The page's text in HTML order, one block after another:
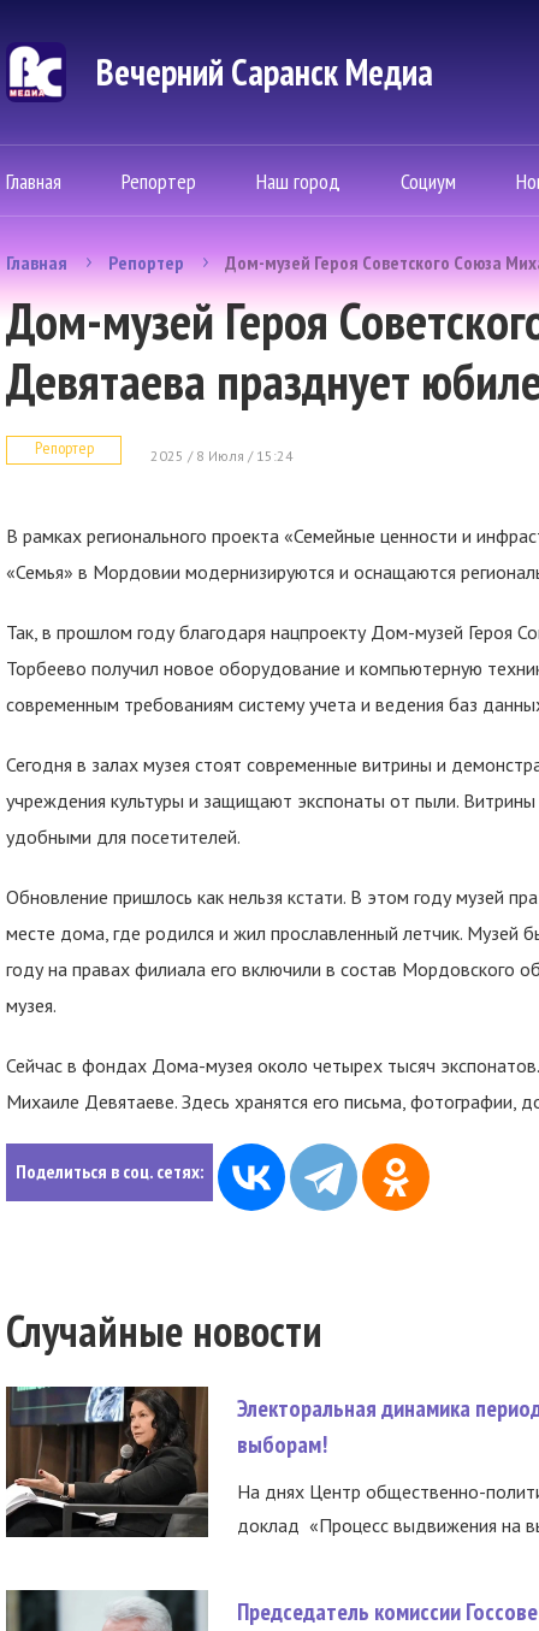
Вечерний Саранск Mедиа
Главная Репортер Наш город Социум
Главная Репортер Дом-музей Героя Советского Союза
Дом-музей Героя
Девятаева празднует
Репортер 2025 / 8 Июля / 15:24
В рамках регионального проекта «Семейные ценности и
«Семья» в Мордовии модернизируются и оснащаются
Так, в прошлом году благодаря нацпроекту Дом-музей Героя
Торбеево получил новое оборудование и компьютерную
современным требованиям систему учета и ведения баз
Сегодня в залах музея стоят современные витрины и
учреждения культуры и защищают экспонаты от пыли.
удобными для посетителей.
Обновление пришлось как нельзя кстати. В этом году музей
месте дома, где родился и жил прославленный летчик. Музей
году на правах филиала его включили в состав Мордовского
музея.
Сейчас в фондах Дома-музея около четырех тысяч
Михаиле Девятаеве. Здесь хранятся его письма, фотографии,
Поделиться в соц. сетях:
Случайные новости
Электоральная динамика
выборам!
На днях Центр общественно-
доклад «Процесс выдвижения на
Председатель комиссии